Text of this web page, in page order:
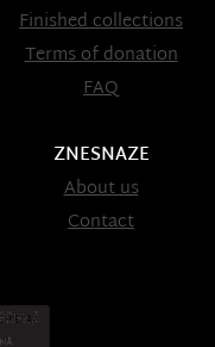
Finished collections
Terms of donation
FAQ
ZNESNAZE
About us
Contact